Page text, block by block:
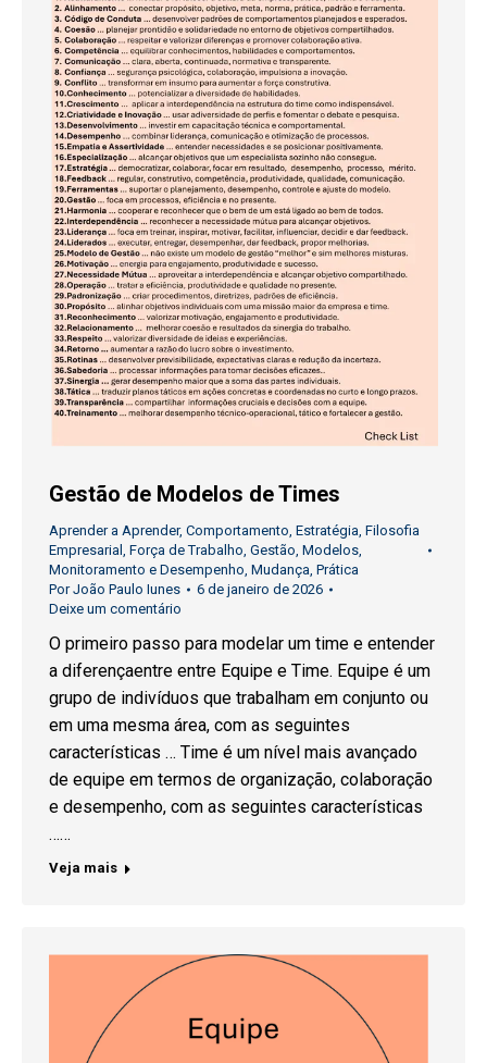
Gestão de Modelos de Times
Aprender a Aprender, Comportamento, Estratégia, Filosofia
Empresarial , Força de Trabalho, Gestão, Modelos,
Monitoramento e Desempenho, Mudança, Prática
PorJoão Paulo Iunes
6 de janeiro de 2026
Deixe um comentário
O primeiro passo para modelar um time e entender
a diferençaentre entre Equipe e Time. Equipe é um
grupo de indivíduos que trabalham em conjunto ou
em uma mesma área, com as seguintes
características … Time é um nível mais avançado
de equipe em termos de organização, colaboração
e desempenho, com as seguintes características
……
Veja mais